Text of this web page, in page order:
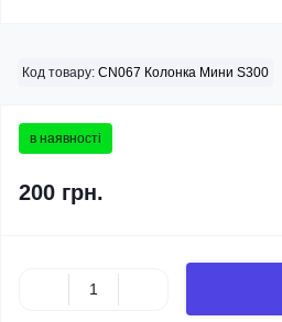
Код товару: CN067 Колонка Мини S300
в наявності
200 грн.